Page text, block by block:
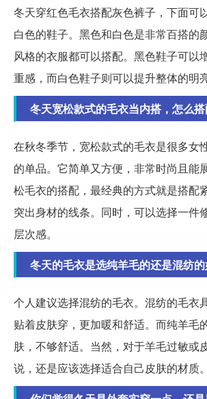
冬天穿红色毛衣搭配灰色裤子，下面可
白色的鞋子。黑色和白色是非常百搭的
风格的衣服都可以搭配。黑色鞋子可以
重感，而白色鞋子则可以提升整体的明亮
冬天宽松款式的毛衣当内搭，怎么
在秋冬季节，宽松款式的毛衣是很多女
的单品。它简单又方便，非常时尚且能
松毛衣的搭配，最经典的方式就是搭配
突出身材的线条。同时，可以选择一件
层次感。
冬天的毛衣是选纯羊毛的还是混纺
个人建议选择混纺的毛衣。混纺的毛衣
贴着皮肤穿，更加暖和舒适。而纯羊毛
肤，不够舒适。当然，对于羊毛过敏或
说，还是应该选择适合自己皮肤的材质。